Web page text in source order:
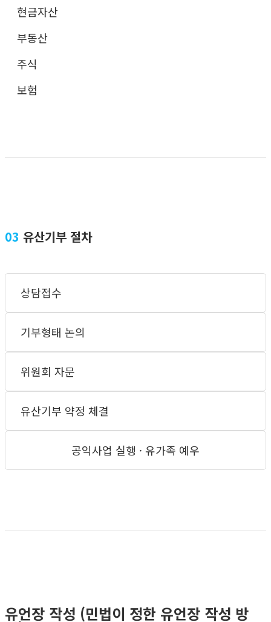
현금자산
부동산
주식
보험
03 유산기부 절차
상담접수
기부형태 논의
위원회 자문
유산기부 약정 체결
공익사업 실행 · 유가족 예우
유언장 작성 (민법이 정한 유언장 작성 방